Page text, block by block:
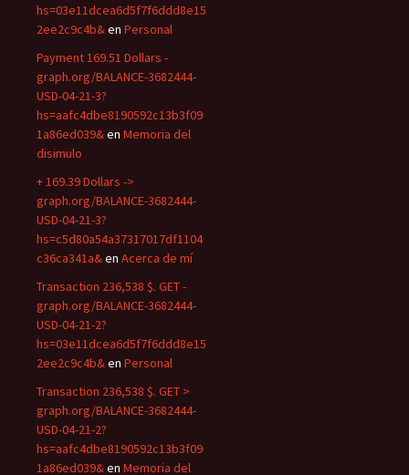
hs=03e11dcea6d5f7f6ddd8e15
2ee2c9c4b&en Personal
Payment 169.51 Dollars -
graph.org/BALANCE-3682444-
USD-04-21-3?
hs=aafc4dbe8190592c13b3f09
1a86ed039&en Memoria del
disimulo
+ 169.39 Dollars ->
graph.org/BALANCE-3682444-
USD-04-21-3?
hs=c5d80a54a37317017df1104
c36ca341a&en Acerca de mí
Transaction 236,538 $. GET -
graph.org/BALANCE-3682444-
USD-04-21-2?
hs=03e11dcea6d5f7f6ddd8e15
2ee2c9c4b&en Personal
Transaction 236,538 $. GET >
graph.org/BALANCE-3682444-
USD-04-21-2?
hs=aafc4dbe8190592c13b3f09
1a86ed039&en Memoria del